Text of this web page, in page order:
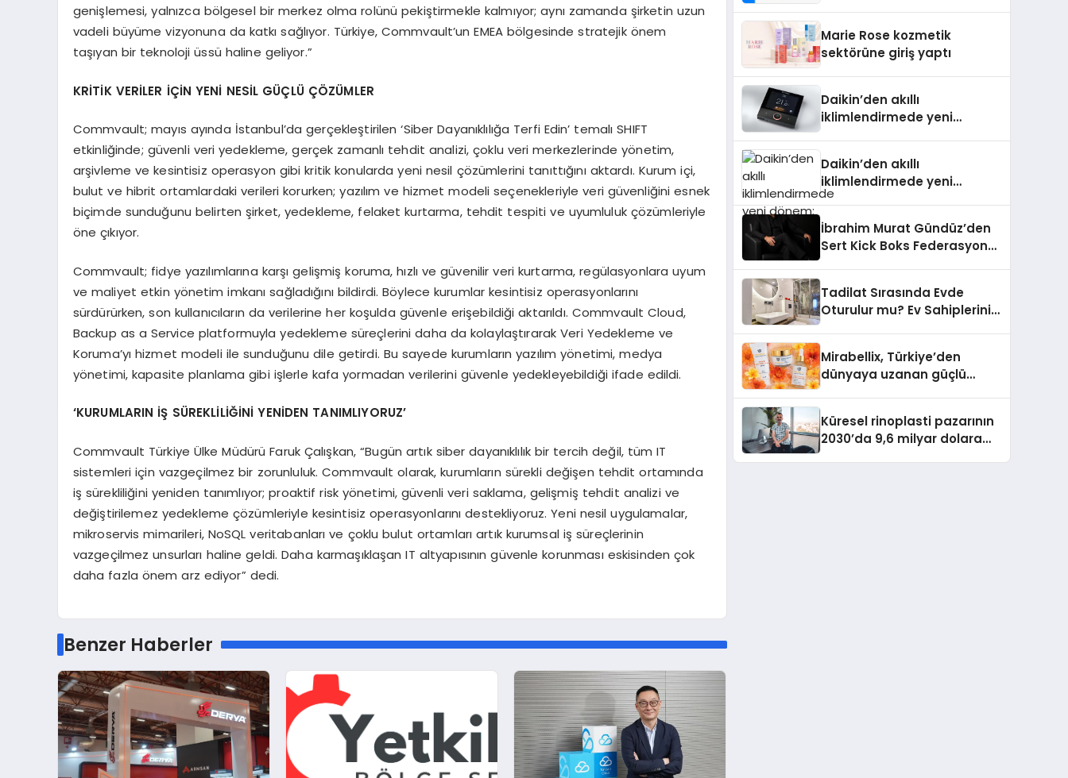
genişlemesi, yalnızca bölgesel bir merkez olma rolünü pekiştirmekle kalmıyor; aynı zamanda şirketin uzun
vadeli büyüme vizyonuna da katkı sağlıyor. Türkiye, Commvault’un EMEA bölgesinde stratejik önem
taşıyan bir teknoloji üssü haline geliyor.”
KRİTİK VERİLER İÇİN YENİ NESİL GÜÇLÜ ÇÖZÜMLER
Commvault; mayıs ayında İstanbul’da gerçekleştirilen ‘Siber Dayanıklılığa Terfi Edin’ temalı SHIFT
etkinliğinde; güvenli veri yedekleme, gerçek zamanlı tehdit analizi, çoklu veri merkezlerinde yönetim,
arşivleme ve kesintisiz operasyon gibi kritik konularda yeni nesil çözümlerini tanıttığını aktardı. Kurum içi,
bulut ve hibrit ortamlardaki verileri korurken; yazılım ve hizmet modeli seçenekleriyle veri güvenliğini esnek
biçimde sunduğunu belirten şirket, yedekleme, felaket kurtarma, tehdit tespiti ve uyumluluk çözümleriyle
öne çıkıyor.
Commvault; fidye yazılımlarına karşı gelişmiş koruma, hızlı ve güvenilir veri kurtarma, regülasyonlara uyum
ve maliyet etkin yönetim imkanı sağladığını bildirdi. Böylece kurumlar kesintisiz operasyonlarını
sürdürürken, son kullanıcıların da verilerine her koşulda güvenle erişebildiği aktarıldı. Commvault Cloud,
Backup as a Service platformuyla yedekleme süreçlerini daha da kolaylaştırarak Veri Yedekleme ve
Koruma’yı hizmet modeli ile sunduğunu dile getirdi. Bu sayede kurumların yazılım yönetimi, medya
yönetimi, kapasite planlama gibi işlerle kafa yormadan verilerini güvenle yedekleyebildiği ifade edildi.
‘KURUMLARIN İŞ SÜREKLİLİĞİNİ YENİDEN TANIMLIYORUZ’
Commvault Türkiye Ülke Müdürü Faruk Çalışkan, “Bugün artık siber dayanıklılık bir tercih değil, tüm IT
sistemleri için vazgeçilmez bir zorunluluk. Commvault olarak, kurumların sürekli değişen tehdit ortamında
iş sürekliliğini yeniden tanımlıyor; proaktif risk yönetimi, güvenli veri saklama, gelişmiş tehdit analizi ve
değiştirilemez yedekleme çözümleriyle kesintisiz operasyonlarını destekliyoruz. Yeni nesil uygulamalar,
mikroservis mimarileri, NoSQL veritabanları ve çoklu bulut ortamları artık kurumsal iş süreçlerinin
vazgeçilmez unsurları haline geldi. Daha karmaşıklaşan IT altyapısının güvenle korunması eskisinden çok
daha fazla önem arz ediyor” dedi.
Benzer Haberler
Aldı
Marie Rose kozmetik
sektörüne giriş yaptı
Daikin’den akıllı
iklimlendirmede yeni
Daikin’den akıllı
iklimlendirmede yeni
dönem: Madoka Plus
İbrahim Murat Gündüz’den
Sert Kick Boks Federasyonu
Tadilat Sırasında Evde
Oturulur mu? Ev Sahiplerinin
Mirabellix, Türkiye’den
dünyaya uzanan güçlü
Küresel rinoplasti pazarının
2030’da 9,6 milyar dolara